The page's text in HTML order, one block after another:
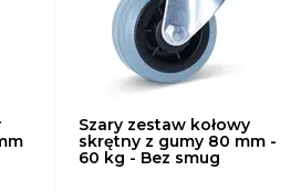
Szary zestaw kołowy
skrętny z gumy 80 mm -
60 kg - Bez smug